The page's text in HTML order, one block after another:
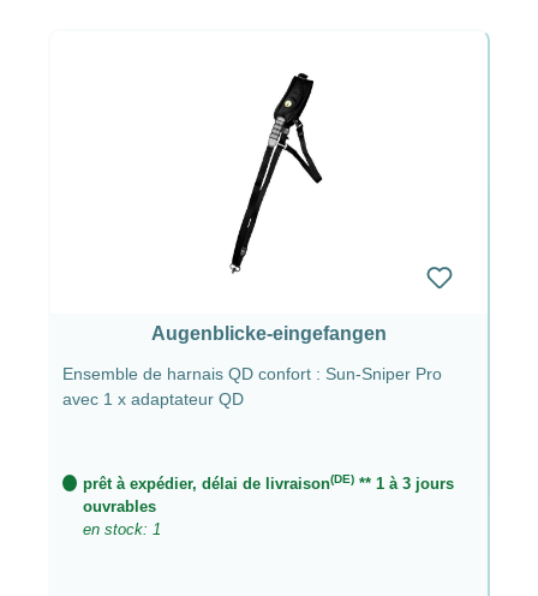
Augenblicke-eingefangen
Ensemble de harnais QD confort : Sun-Sniper Pro
avec 1 x adaptateur QD
prêt à expédier, délai de livraison(DE) ** 1 à 3 jours
ouvrables
en stock: 1